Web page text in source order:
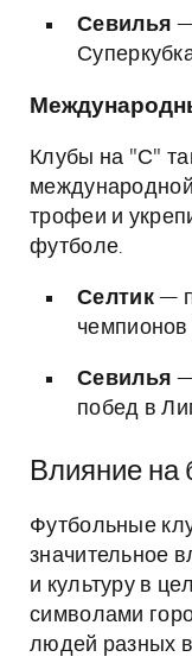
Севилья
Клубы на "С"
трофеи и
футболе.
Селтик—
чемпионов
Севилья
побед в
Влияние на
Футбольные
значительное
и культуру в
символами
людей разных